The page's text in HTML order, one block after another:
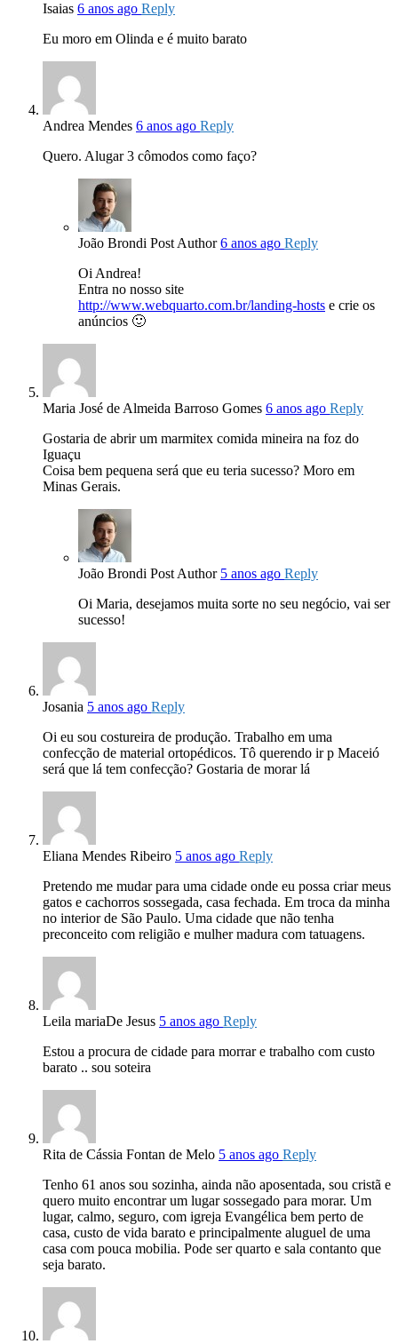
Isaias 6 anos ago Reply
Eu moro em Olinda e é muito barato
Andrea Mendes 6 anos ago Reply
Quero. Alugar 3 cômodos como faço?
João Brondi Post Author 6 anos ago Reply
Oi Andrea!
Entra no nosso site
http://www.webquarto.com.br/landing-hosts e crie os
anúncios 🙂
Maria José de Almeida Barroso Gomes 6 anos ago Reply
Gostaria de abrir um marmitex comida mineira na foz do
Iguaçu
Coisa bem pequena será que eu teria sucesso? Moro em
Minas Gerais.
João Brondi Post Author 5 anos ago Reply
Oi Maria, desejamos muita sorte no seu negócio, vai ser
sucesso!
Josania 5 anos ago Reply
Oi eu sou costureira de produção. Trabalho em uma
confecção de material ortopédicos. Tô querendo ir p Maceió
será que lá tem confecção? Gostaria de morar lá
Eliana Mendes Ribeiro 5 anos ago Reply
Pretendo me mudar para uma cidade onde eu possa criar meus
gatos e cachorros sossegada, casa fechada. Em troca da minha
no interior de São Paulo. Uma cidade que não tenha
preconceito com religião e mulher madura com tatuagens.
Leila mariaDe Jesus 5 anos ago Reply
Estou a procura de cidade para morrar e trabalho com custo
barato .. sou soteira
Rita de Cássia Fontan de Melo 5 anos ago Reply
Tenho 61 anos sou sozinha, ainda não aposentada, sou cristã e
quero muito encontrar um lugar sossegado para morar. Um
lugar, calmo, seguro, com igreja Evangélica bem perto de
casa, custo de vida barato e principalmente aluguel de uma
casa com pouca mobilia. Pode ser quarto e sala contanto que
seja barato.